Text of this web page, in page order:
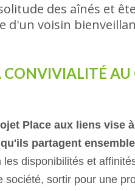
des aînés et
d'un voisin
CONVIVIALITÉ
Place aux liens vise
partagent
les disponibilités et
société, sortir pour une